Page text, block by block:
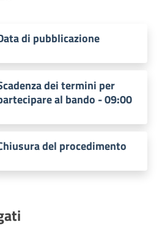
di pubblicazione
dei termini per
al bando - 09:00
del procedimento